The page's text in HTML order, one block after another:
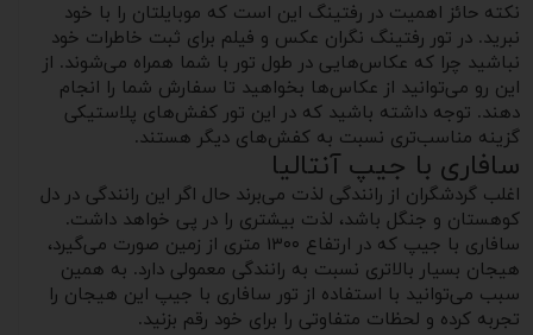
نکته حائز اهمیت در رفتینگ این است که موبایلتان را با خود
نبرید. در تور رفتینگ نگران عکس و فیلم برای ثبت خاطرات خود
نباشید چرا که عکاس‌هایی در طول تور با شما همراه می‌شوند. از
این رو می‌توانید از عکاس‌ها بخواهید تا سفارش شما را انجام
دهند. توجه داشته باشید که در این تور کفش‌های پلاستیکی
گزینه مناسب‌تری نسبت به کفش‌های دیگر هستند.
سافاری با جیپ آنتالیا
اغلب گردشگران از رانندگی لذت می‌برند حال اگر این رانندگی در دل
کوهستان و جنگل باشد، لذت بیشتری را در پی خواهد داشت.
سافاری با جیپ که در ارتفاع ۱۳۰۰ متری از زمین صورت می‌گیرد،
هیجان بسیار بالاتری نسبت به رانندگی معمولی دارد. به همین
سبب می‌توانید با استفاده از تور سافاری با جیپ این هیجان را
تجربه کرده و لحظات متفاوتی را برای خود رقم بزنید.